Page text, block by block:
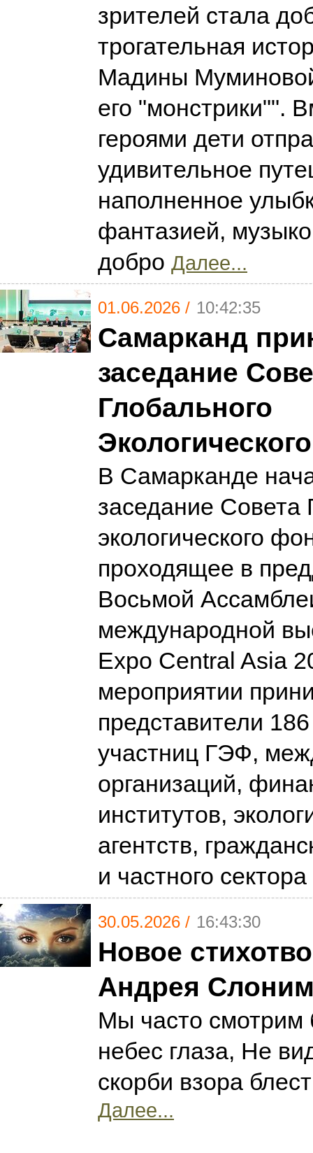
зрителей стала
трогательная
Мадины
его "монстрики"".
героями дети
удивительное
наполненное
фантазией,
добро Далее...
01.06.2026 / 10:42:35
Самарканд
заседание
Глобального
В Самарканде
заседание Совета
экологического
проходящее в
Восьмой
международной
Expo Central Asia
мероприятии
представители
участниц ГЭФ,
организаций,
институтов,
агентств,
и частного сектора
30.05.2026 / 16:43:30
Новое
Андрея
Мы часто смотрим
небес глаза, Не
скорби взора
Далее...